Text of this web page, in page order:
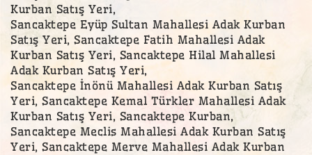
Kurban Satış Yeri,
Sancaktepe Eyüp Sultan Mahallesi Adak Kurban
Satış Yeri, Sancaktepe Fatih Mahallesi Adak
Kurban Satış Yeri, Sancaktepe Hilal Mahallesi
Adak Kurban Satış Yeri,
Sancaktepe İnönü Mahallesi Adak Kurban Satış
Yeri, Sancaktepe Kemal Türkler Mahallesi Adak
Kurban Satış Yeri, Sancaktepe Kurban,
Sancaktepe Meclis Mahallesi Adak Kurban Satış
Yeri, Sancaktepe Merve Mahallesi Adak Kurban